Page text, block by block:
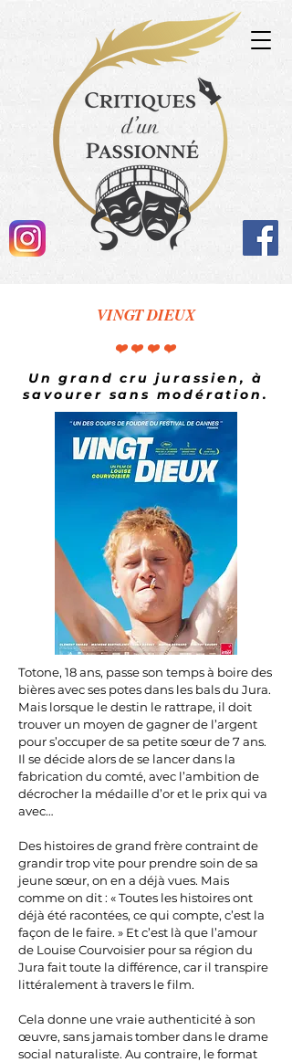
VINGT DIEUX
❤️❤️❤️❤️
Un grand cru jurassien, à
savourer sans modération.
Totone, 18 ans, passe son temps à boire des
bières avec ses potes dans les bals du Jura.
Mais lorsque le destin le rattrape, il doit
trouver un moyen de gagner de l’argent
pour s’occuper de sa petite sœur de 7 ans.
Il se décide alors de se lancer dans la
fabrication du comté, avec l’ambition de
décrocher la médaille d’or et le prix qui va
avec…
Des histoires de grand frère contraint de
grandir trop vite pour prendre soin de sa
jeune sœur, on en a déjà vues. Mais
comme on dit : « Toutes les histoires ont
déjà été racontées, ce qui compte, c’est la
façon de le faire. » Et c’est là que l’amour
de Louise Courvoisier pour sa région du
Jura fait toute la différence, car il transpire
littéralement à travers le film.
Cela donne une vraie authenticité à son
œuvre, sans jamais tomber dans le drame
social naturaliste. Au contraire, le format